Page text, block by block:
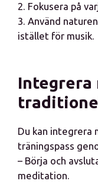
2. Fokusera på
3. Använd
istället för musik.
Integrera
Du kan integrera
träningspass
– Börja och
meditation.